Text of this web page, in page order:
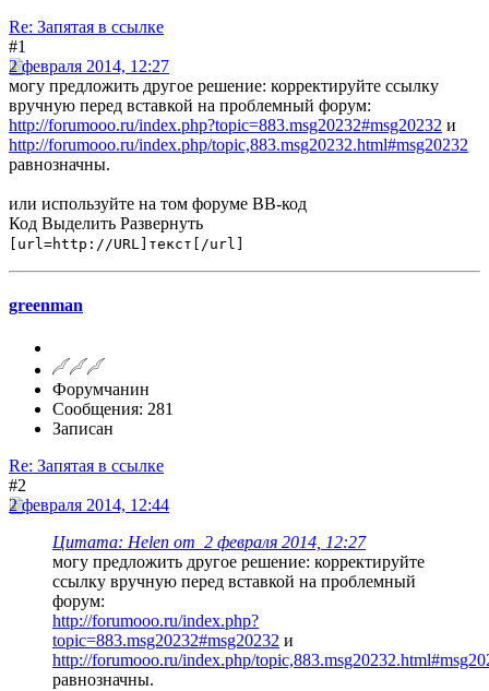
Re: Запятая в ссылке
#1
2 февраля 2014, 12:27
могу предложить другое решение: корректируйте ссылку
вручную перед вставкой на проблемный форум:
http://forumooo.ru/index.php?topic=883.msg20232#msg20232 и
http://forumooo.ru/index.php/topic,883.msg20232.html#msg20232
равнозначны.
или используйте на том форуме BB-код
Код Выделить Развернуть
[url=http://URL]текст[/url]
greenman
Форумчанин
Сообщения: 281
Записан
Re: Запятая в ссылке
#2
2 февраля 2014, 12:44
Цитата: Helen от 2 февраля 2014, 12:27
могу предложить другое решение: корректируйте
ссылку вручную перед вставкой на проблемный
форум:
http://forumooo.ru/index.php?
topic=883.msg20232#msg20232 и
http://forumooo.ru/index.php/
равнозначны.